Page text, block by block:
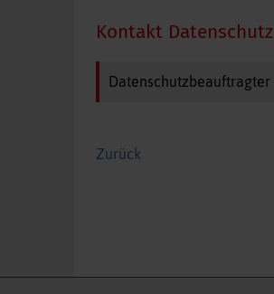
Kontakt Datenschutz
Datenschutzbeauftragter
Zurück